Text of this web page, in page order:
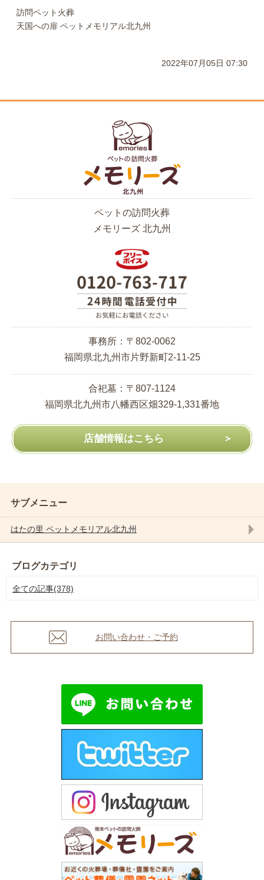
訪問ペット火葬
天国への扉 ペットメモリアル北九州
2022年07月05日 07:30
ペットの訪問火葬
メモリーズ 北九州
事務所：〒802-0062
福岡県北九州市片野新町2-11-25
合祀墓：〒807-1124
福岡県北九州市八幡西区畑329-1,331番地
店舗情報はこちら
サブメニュー
はたの里 ペットメモリアル北九州
ブログカテゴリ
全ての記事(378)
お問い合わせ・ご予約